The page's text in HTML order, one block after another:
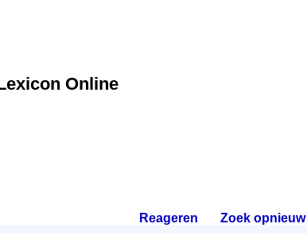
Online
Reageren Zoek opnieuw.